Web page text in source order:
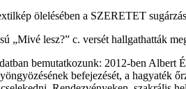
ölelésében a SZERETET
„Mivé lesz?” c. versét hallgathatták
bemutatkozunk: 2012-ben
befejezését, a hagyaték